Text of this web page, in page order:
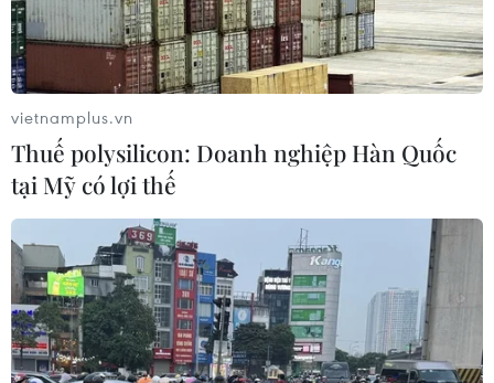
Ngôn ngữ
TTXVN
Dịch vụ tin
Quảng cáo
Liên hệ
Giấy phép số: 1374/GP-BTTTT do Bộ Thông tin và Truyền thông
cấp ngày 11/9/2008.
Quảng cáo: Phó TBT Nguyễn Thị Tám: 093.5958688, Email:
tamvna@gmail.com
Điện thoại: (024) 39411349 - (024) 39411348, Fax: (024)
39411348
Email:vietnamplus2008@gmail.com
vietnamplus.vn
Thuế polysilicon: Doanh nghiệp Hàn Quốc
tại Mỹ có lợi thế